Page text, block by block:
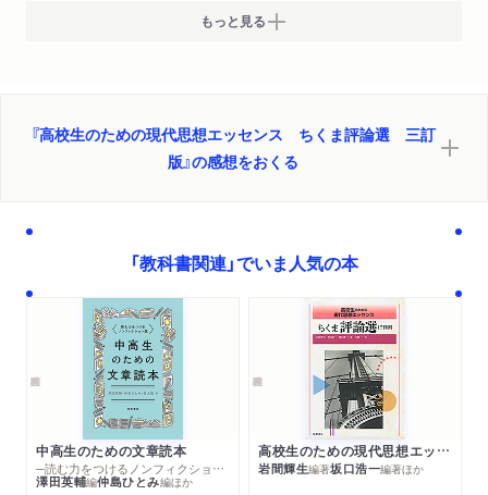
上野千鶴子「記号としての身体」
今福龍太「AIと人間の知性」※
熊野純彦「言語の経験」
前田愛「ＢＥＲＬＩＮ 1888」
石原千秋「眼差としての他者―『こころ』―」※
渡辺浩「象徴の政治学――「御威光」」
丸山眞男「幕末における視座の変革」
山本冴里「ことばの断絶と孤独」※
伊藤徹「神々の永遠の争い」
永井均「幸福の青い鳥」
見田宗介「コモリン岬」
もっと見る
『高校生のための現代思想エッセンス ちくま評論選 三訂
版』の感想をおくる
「教科書関連」でいま人気の本
中高生のための文章読本
─読む力をつけるノンフィクション選
澤田英輔編仲島ひとみ編ほか
高校生のための現代思想エッセンス ちくま評論選 三訂版
岩間輝生編著坂口浩一編著ほか